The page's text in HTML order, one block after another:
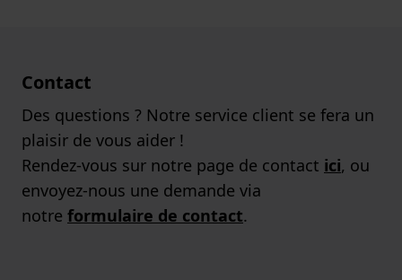
Contact
Des questions ? Notre service client se fera un
plaisir de vous aider !
Rendez-vous sur notre page de contact ici, ou
envoyez-nous une demande via
notre formulaire de contact.